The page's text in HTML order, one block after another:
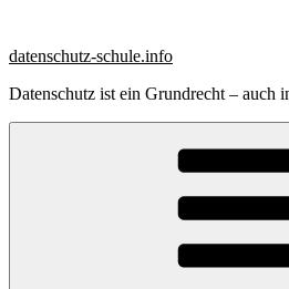
springen
datenschutz-schule.info
Datenschutz ist ein Grundrecht – auch